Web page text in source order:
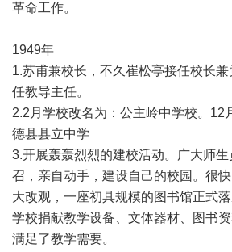
革命工作。
1949年
1.苏甫兼校长，不久崔松亭接任校长
任教导主任。
2.2月学校改名为：公主岭中学校。12
德县县立中学
3.开展轰轰烈烈的建校活动。广大师
召，亲自动手，建设自己的校园。很
大改观，一座初具规模的图书馆正式
学校捐献教学设备、文体器材、图书
满足了教学需要。